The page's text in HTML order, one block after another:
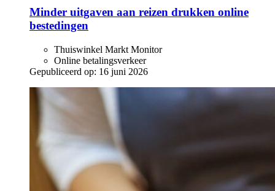
Minder uitgaven aan reizen drukken online
bestedingen
Thuiswinkel Markt Monitor
Online betalingsverkeer
Gepubliceerd op: 16 juni 2026